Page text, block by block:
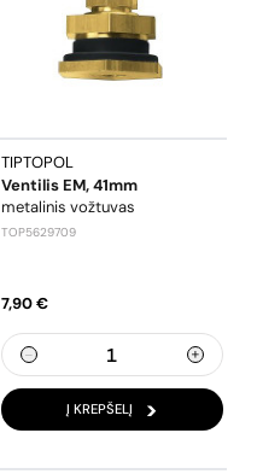
TIPTOPOL
Ventilis EM, 41mm
metalinis vožtuvas
TOP5629709
7,90 €
Į KREPŠELĮ